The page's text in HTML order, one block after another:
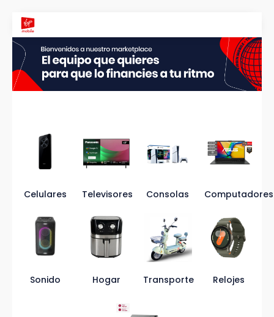
Celulares Televisores Consolas Computadores
Sonido Hogar Transporte Relojes